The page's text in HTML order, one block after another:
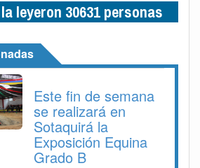
leyeron 30631 personas
Este fin de semana
se realizará en
Sotaquirá la
Exposición Equina
Grado B